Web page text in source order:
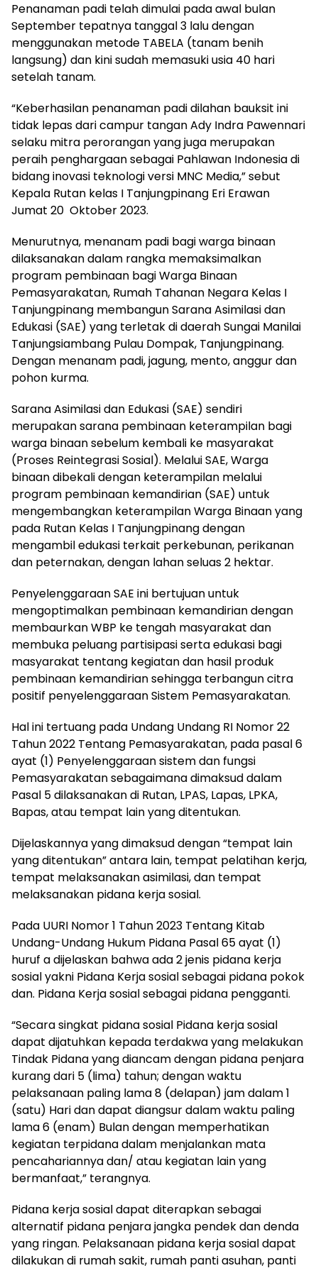
Penanaman padi telah dimulai pada awal bulan
September tepatnya tanggal 3 lalu dengan
menggunakan metode TABELA (tanam benih
langsung) dan kini sudah memasuki usia 40 hari
setelah tanam.
“Keberhasilan penanaman padi dilahan bauksit ini
tidak lepas dari campur tangan Ady Indra Pawennari
selaku mitra perorangan yang juga merupakan
peraih penghargaan sebagai Pahlawan Indonesia di
bidang inovasi teknologi versi MNC Media,” sebut
Kepala Rutan kelas I Tanjungpinang Eri Erawan
Jumat 20 Oktober 2023.
Menurutnya, menanam padi bagi warga binaan
dilaksanakan dalam rangka memaksimalkan
program pembinaan bagi Warga Binaan
Pemasyarakatan, Rumah Tahanan Negara Kelas I
Tanjungpinang membangun Sarana Asimilasi dan
Edukasi (SAE) yang terletak di daerah Sungai Manilai
Tanjungsiambang Pulau Dompak, Tanjungpinang.
Dengan menanam padi, jagung, mento, anggur dan
pohon kurma.
Sarana Asimilasi dan Edukasi (SAE) sendiri
merupakan sarana pembinaan keterampilan bagi
warga binaan sebelum kembali ke masyarakat
(Proses Reintegrasi Sosial). Melalui SAE, Warga
binaan dibekali dengan keterampilan melalui
program pembinaan kemandirian (SAE) untuk
mengembangkan keterampilan Warga Binaan yang
pada Rutan Kelas I Tanjungpinang dengan
mengambil edukasi terkait perkebunan, perikanan
dan peternakan, dengan lahan seluas 2 hektar.
Penyelenggaraan SAE ini bertujuan untuk
mengoptimalkan pembinaan kemandirian dengan
membaurkan WBP ke tengah masyarakat dan
membuka peluang partisipasi serta edukasi bagi
masyarakat tentang kegiatan dan hasil produk
pembinaan kemandirian sehingga terbangun citra
positif penyelenggaraan Sistem Pemasyarakatan.
Hal ini tertuang pada Undang Undang RI Nomor 22
Tahun 2022 Tentang Pemasyarakatan, pada pasal 6
ayat (1) Penyelenggaraan sistem dan fungsi
Pemasyarakatan sebagaimana dimaksud dalam
Pasal 5 dilaksanakan di Rutan, LPAS, Lapas, LPKA,
Bapas, atau tempat lain yang ditentukan.
Dijelaskannya yang dimaksud dengan “tempat lain
yang ditentukan” antara lain, tempat pelatihan kerja,
tempat melaksanakan asimilasi, dan tempat
melaksanakan pidana kerja sosial.
Pada UURI Nomor 1 Tahun 2023 Tentang Kitab
Undang-Undang Hukum Pidana Pasal 65 ayat (1)
huruf a dijelaskan bahwa ada 2 jenis pidana kerja
sosial yakni Pidana Kerja sosial sebagai pidana pokok
dan. Pidana Kerja sosial sebagai pidana pengganti.
“Secara singkat pidana sosial Pidana kerja sosial
dapat dijatuhkan kepada terdakwa yang melakukan
Tindak Pidana yang diancam dengan pidana penjara
kurang dari 5 (lima) tahun; dengan waktu
pelaksanaan paling lama 8 (delapan) jam dalam 1
(satu) Hari dan dapat diangsur dalam waktu paling
lama 6 (enam) Bulan dengan memperhatikan
kegiatan terpidana dalam menjalankan mata
pencahariannya dan/ atau kegiatan lain yang
bermanfaat,” terangnya.
Pidana kerja sosial dapat diterapkan sebagai
alternatif pidana penjara jangka pendek dan denda
yang ringan. Pelaksanaan pidana kerja sosial dapat
dilakukan di rumah sakit, rumah panti asuhan, panti